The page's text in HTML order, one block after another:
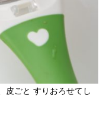
皮ごと すりおろせてし